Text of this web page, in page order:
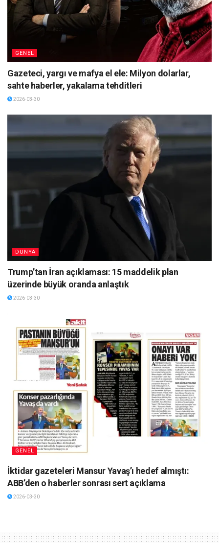
GENEL
Gazeteci, yargı ve mafya el ele: Milyon dolarlar,
sahte haberler, yakalama tehditleri
2026-03-30
DÜNYA
Trump’tan İran açıklaması: 15 maddelik plan
üzerinde büyük oranda anlaştık
2026-03-30
GENEL
İktidar gazeteleri Mansur Yavaş’ı hedef almıştı:
ABB’den o haberler sonrası sert açıklama
2026-03-30